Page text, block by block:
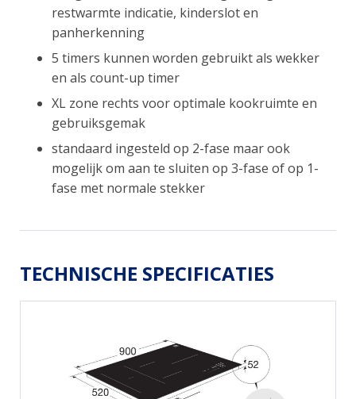
restwarmte indicatie, kinderslot en
panherkenning
5 timers kunnen worden gebruikt als wekker
en als count-up timer
XL zone rechts voor optimale kookruimte en
gebruiksgemak
standaard ingesteld op 2-fase maar ook
mogelijk om aan te sluiten op 3-fase of op 1-
fase met normale stekker
TECHNISCHE SPECIFICATIES